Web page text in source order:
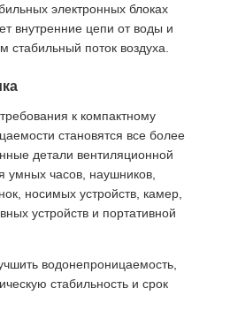
электронных блоках
внутренние цепи от воды и
стабильный поток воздуха.
к компактному
становятся все более
детали вентиляционной
часов, наушников,
носимых устройств, камер,
устройств и портативной
водонепроницаемость,
стабильность и срок